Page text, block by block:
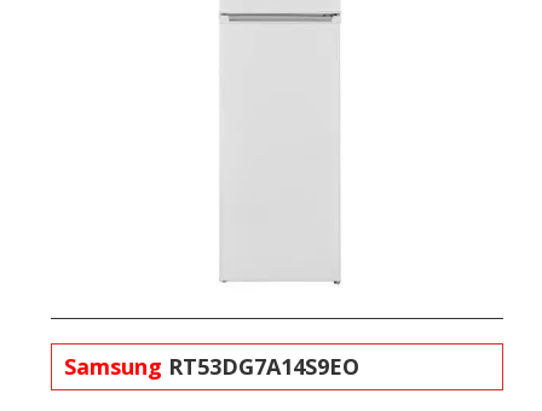
Samsung RT53DG7A14S9EO